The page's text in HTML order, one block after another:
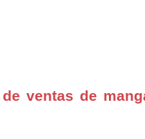
ventas de